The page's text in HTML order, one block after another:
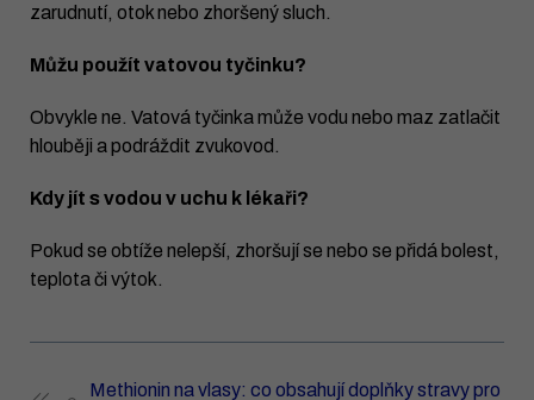
zarudnutí, otok nebo zhoršený sluch.
Můžu použít vatovou tyčinku?
Obvykle ne. Vatová tyčinka může vodu nebo maz zatlačit
hlouběji a podráždit zvukovod.
Kdy jít s vodou v uchu k lékaři?
Pokud se obtíže nelepší, zhoršují se nebo se přidá bolest,
teplota či výtok.
Methionin na vlasy: co obsahují doplňky stravy pro